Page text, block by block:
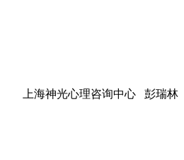
上海神光心理咨询中心 彭瑞林